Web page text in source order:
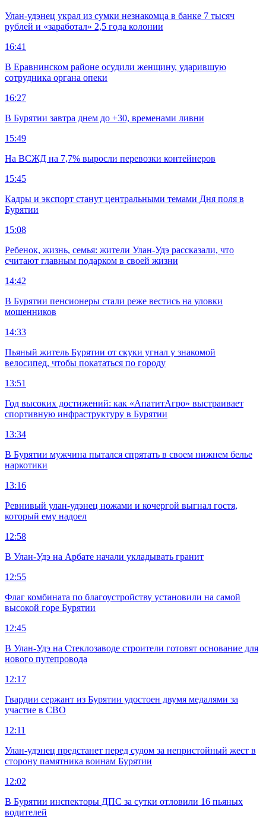
Улан-удэнец украл из сумки незнакомца в банке 7 тысяч
рублей и «заработал» 2,5 года колонии
16:41
В Еравнинском районе осудили женщину, ударившую
сотрудника органа опеки
16:27
В Бурятии завтра днем до +30, временами ливни
15:49
На ВСЖД на 7,7% выросли перевозки контейнеров
15:45
Кадры и экспорт станут центральными темами Дня поля в
Бурятии
15:08
Ребенок, жизнь, семья: жители Улан-Удэ рассказали, что
считают главным подарком в своей жизни
14:42
В Бурятии пенсионеры стали реже вестись на уловки
мошенников
14:33
Пьяный житель Бурятии от скуки угнал у знакомой
велосипед, чтобы покататься по городу
13:51
Год высоких достижений: как «АпатитАгро» выстраивает
спортивную инфраструктуру в Бурятии
13:34
В Бурятии мужчина пытался спрятать в своем нижнем белье
наркотики
13:16
Ревнивый улан-удэнец ножами и кочергой выгнал гостя,
который ему надоел
12:58
В Улан-Удэ на Арбате начали укладывать гранит
12:55
Флаг комбината по благоустройству установили на самой
высокой горе Бурятии
12:45
В Улан-Удэ на Стеклозаводе строители готовят основание для
нового путепровода
12:17
Гвардии сержант из Бурятии удостоен двумя медалями за
участие в СВО
12:11
Улан-удэнец предстанет перед судом за непристойный жест в
сторону памятника воинам Бурятии
12:02
В Бурятии инспекторы ДПС за сутки отловили 16 пьяных
водителей